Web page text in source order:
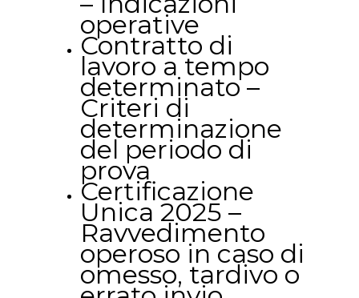
operative
Contratto di
lavoro a tempo
determinato –
Criteri di
determinazione
del periodo di
prova
Certificazione
Unica 2025 –
Ravvedimento
operoso in caso di
omesso, tardivo o